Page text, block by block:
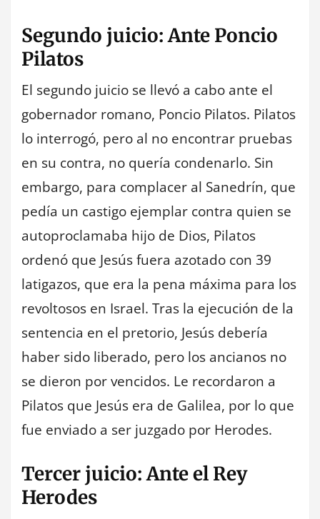
Segundo juicio: Ante Poncio
Pilatos
El segundo juicio se llevó a cabo ante el
gobernador romano, Poncio Pilatos. Pilatos
lo interrogó, pero al no encontrar pruebas
en su contra, no quería condenarlo. Sin
embargo, para complacer al Sanedrín, que
pedía un castigo ejemplar contra quien se
autoproclamaba hijo de Dios, Pilatos
ordenó que Jesús fuera azotado con 39
latigazos, que era la pena máxima para los
revoltosos en Israel. Tras la ejecución de la
sentencia en el pretorio, Jesús debería
haber sido liberado, pero los ancianos no
se dieron por vencidos. Le recordaron a
Pilatos que Jesús era de Galilea, por lo que
fue enviado a ser juzgado por Herodes.
Tercer juicio: Ante el Rey
Herodes